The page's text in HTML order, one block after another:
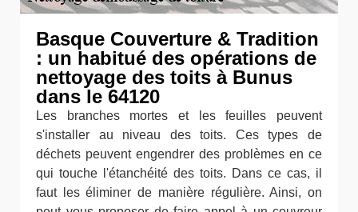
Basque Couverture & Tradition
: un habitué des opérations de
nettoyage des toits à Bunus
dans le 64120
Les branches mortes et les feuilles peuvent
s'installer au niveau des toits. Ces types de
déchets peuvent engendrer des problèmes en ce
qui touche l'étanchéité des toits. Dans ce cas, il
faut les éliminer de manière régulière. Ainsi, on